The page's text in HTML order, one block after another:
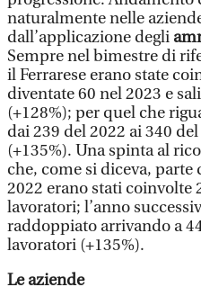
naturalmente nelle
dall’applicazione degli
Sempre nel bimestre di
il Ferrarese erano state
diventate 60 nel 2023 e
(+128%); per quel che
dai 239 del 2022 ai 340
(+135%). Una spinta al
che, come si diceva,
2022 erano stati coinvolte
lavoratori; l’anno
raddoppiato arrivando a
lavoratori (+135%).
Le aziende